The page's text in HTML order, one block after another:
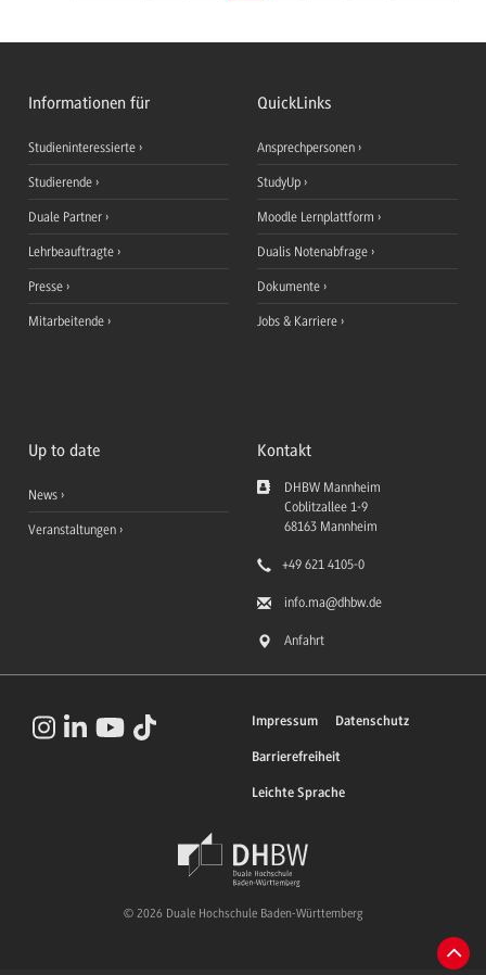
Informationen für
Studieninteressierte
Studierende
Duale Partner
Lehrbeauftragte
Presse
Mitarbeitende
QuickLinks
Ansprechpersonen
StudyUp
Moodle Lernplattform
Dualis Notenabfrage
Dokumente
Jobs & Karriere
Up to date
News
Veranstaltungen
Kontakt
DHBW Mannheim
Coblitzallee 1-9
68163 Mannheim
+49 621 4105-0
info.ma@dhbw.de
Anfahrt
Impressum Datenschutz
Barrierefreiheit
Leichte Sprache
© 2026 Duale Hochschule Baden-Württemberg
Zum